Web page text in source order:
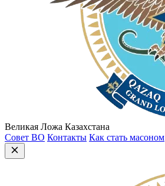
Великая Ложа Казахстана
Совет ВО Контакты Как стать масоном